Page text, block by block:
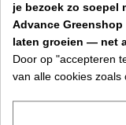
je bezoek zo soepel
Advance
laten groeien — net
Door op "accepteren
van alle cookies zoals